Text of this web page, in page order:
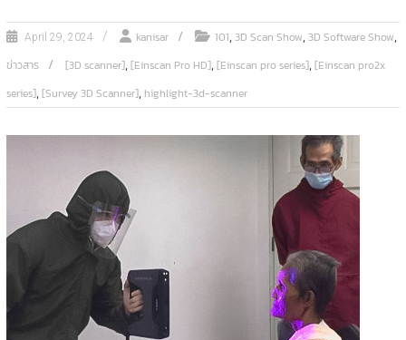
April 29, 2024 kanisar 101,3D Scan Show,3D Software Show,
ข่าวสาร [3D scanner],[Einscan Pro HD],[Einscan pro series],[Einscan pro2x
series],[Survey 3D Scanner], highlight-3d-scanner